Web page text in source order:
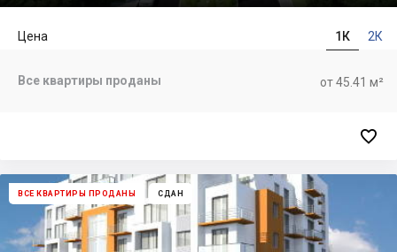
1К 2К
Цена
от 45.41 м²
Все квартиры проданы

ВСЕ КВАРТИРЫ ПРОДАНЫ СДАН